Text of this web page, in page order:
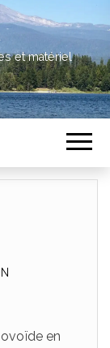
et matériel
en